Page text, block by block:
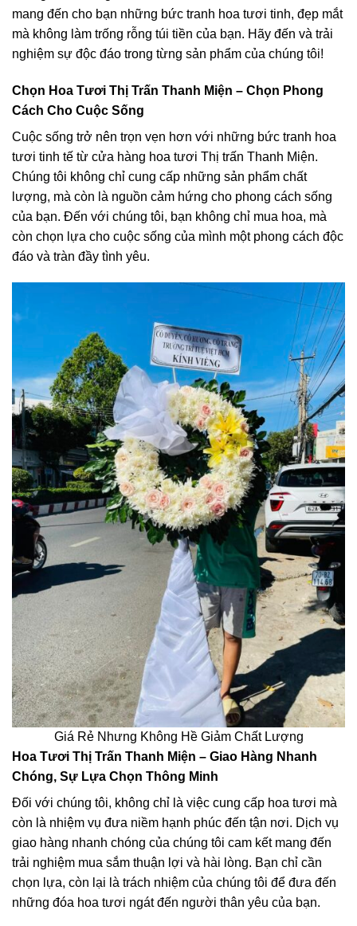
mang đến cho bạn những bức tranh hoa tươi tinh, đẹp mắt
mà không làm trống rỗng túi tiền của bạn. Hãy đến và trải
nghiệm sự độc đáo trong từng sản phẩm của chúng tôi!
Chọn Hoa Tươi Thị Trấn Thanh Miện – Chọn Phong
Cách Cho Cuộc Sống
Cuộc sống trở nên trọn vẹn hơn với những bức tranh hoa
tươi tinh tế từ cửa hàng hoa tươi Thị trấn Thanh Miện.
Chúng tôi không chỉ cung cấp những sản phẩm chất
lượng, mà còn là nguồn cảm hứng cho phong cách sống
của bạn. Đến với chúng tôi, bạn không chỉ mua hoa, mà
còn chọn lựa cho cuộc sống của mình một phong cách độc
đáo và tràn đầy tình yêu.
Giá Rẻ Nhưng Không Hề Giảm Chất Lượng
Hoa Tươi Thị Trấn Thanh Miện – Giao Hàng Nhanh
Chóng, Sự Lựa Chọn Thông Minh
Đối với chúng tôi, không chỉ là việc cung cấp hoa tươi mà
còn là nhiệm vụ đưa niềm hạnh phúc đến tận nơi. Dịch vụ
giao hàng nhanh chóng của chúng tôi cam kết mang đến
trải nghiệm mua sắm thuận lợi và hài lòng. Bạn chỉ cần
chọn lựa, còn lại là trách nhiệm của chúng tôi để đưa đến
những đóa hoa tươi ngát đến người thân yêu của bạn.